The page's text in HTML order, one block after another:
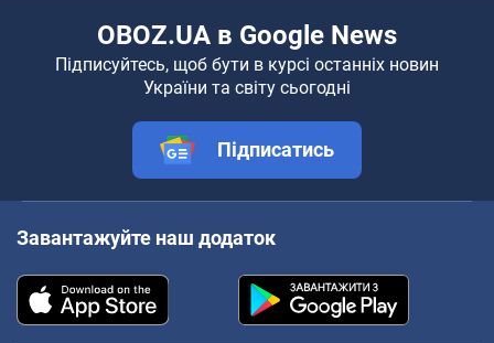
OBOZ.UA в Google News
Підписуйтесь, щоб бути в курсі останніх новин
України та світу сьогодні
Підписатись
Завантажуйте наш додаток